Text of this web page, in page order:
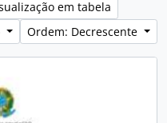
em tabela
Ordem: Decrescente